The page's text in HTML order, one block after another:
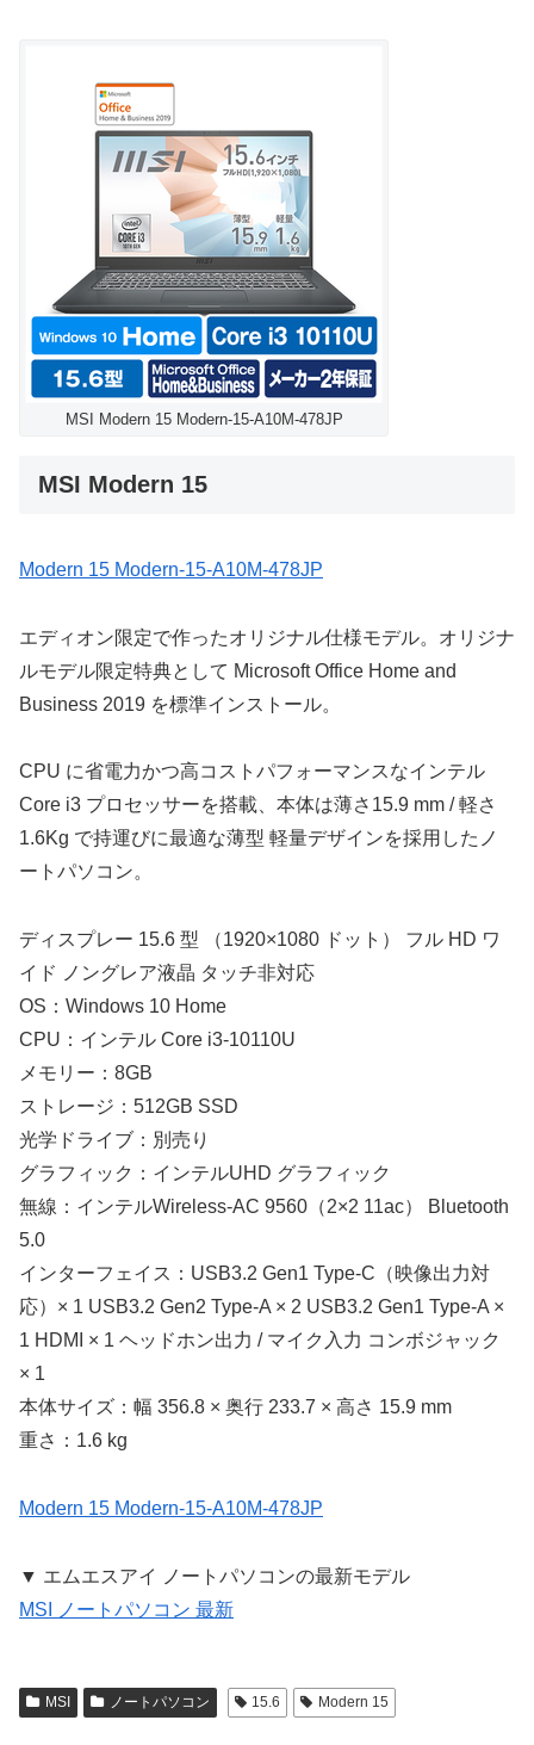
MSI Modern 15 Modern-15-A10M-478JP
MSI Modern 15
Modern 15 Modern-15-A10M-478JP
エディオン限定で作ったオリジナル仕様モデル。オリジナ
ルモデル限定特典として Microsoft Office Home and
Business 2019 を標準インストール。
CPU に省電力かつ高コストパフォーマンスなインテル
Core i3 プロセッサーを搭載、本体は薄さ15.9 mm / 軽さ
1.6Kg で持運びに最適な薄型 軽量デザインを採用したノ
ートパソコン。
ディスプレー 15.6 型 （1920×1080 ドット） フル HD ワ
イド ノングレア液晶 タッチ非対応
OS：Windows 10 Home
CPU：インテル Core i3-10110U
メモリー：8GB
ストレージ：512GB SSD
光学ドライブ：別売り
グラフィック：インテルUHD グラフィック
無線：インテルWireless-AC 9560（2×2 11ac） Bluetooth
5.0
インターフェイス：USB3.2 Gen1 Type-C（映像出力対
応）× 1 USB3.2 Gen2 Type-A × 2 USB3.2 Gen1 Type-A ×
1 HDMI × 1 ヘッドホン出力 / マイク入力 コンボジャック
× 1
本体サイズ：幅 356.8 × 奥行 233.7 × 高さ 15.9 mm
重さ：1.6 kg
Modern 15 Modern-15-A10M-478JP
▼ エムエスアイ ノートパソコンの最新モデル
MSI ノートパソコン 最新
MSI ノートパソコン 15.6 Modern 15